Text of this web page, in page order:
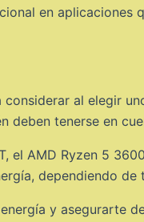
en aplicaciones
al elegir
deben tenerse en
el AMD Ryzen 5
dependiendo de
y asegurarte